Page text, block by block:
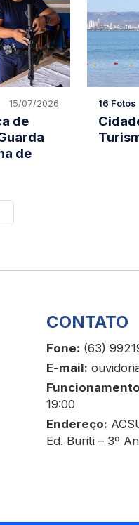
15/07/2026
de
de
16 Fotos
CONTATO
Fone: (63)
E-mail:
19:00
Endereço:
Ed. Buriti – 3º